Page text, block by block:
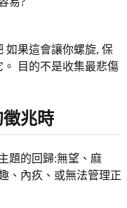
如果這會讓你螺旋, 保
目的不是收集最悲傷
兆時
題的回歸:無望、麻
、內疚、或無法管理正